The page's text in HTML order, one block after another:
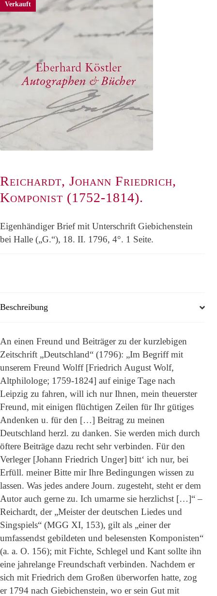
Verkauft
Reichardt, Johann Friedrich,
Komponist (1752-1814).
Eigenhändiger Brief mit Unterschrift Giebichenstein
bei Halle („G.“), 18. II. 1796, 4°. 1 Seite.
Beschreibung
An einen Freund und Beiträger zu der kurzlebigen
Zeitschrift „Deutschland“ (1796): „Im Begriff mit
unserem Freund Wolff [Friedrich August Wolf,
Altphilologe; 1759-1824] auf einige Tage nach
Leipzig zu fahren, will ich nur Ihnen, mein theuerster
Freund, mit einigen flüchtigen Zeilen für Ihr gütiges
Andenken u. für den […] Beitrag zu meinen
Deutschland herzl. zu danken. Sie werden mich durch
öftere Beiträge dazu recht sehr verbinden. Für den
Verleger [Johann Friedrich Unger] bitt‘ ich nur, bei
Erfüll. meiner Bitte mir Ihre Bedingungen wissen zu
lassen. Was jedes andere Journ. zugesteht, steht er dem
Autor auch gerne zu. Ich umarme sie herzlichst […]“ –
Reichardt, der „Meister der deutschen Liedes und
Singspiels“ (MGG XI, 153), gilt als „einer der
umfassendst gebildeten und belesensten Komponisten“
(a. a. O. 156); mit Fichte, Schlegel und Kant sollte ihn
eine jahrelange Freundschaft verbinden. Nachdem er
sich mit Friedrich dem Großen überworfen hatte, zog
er 1794 nach Giebichenstein, wo er sein Gut mit